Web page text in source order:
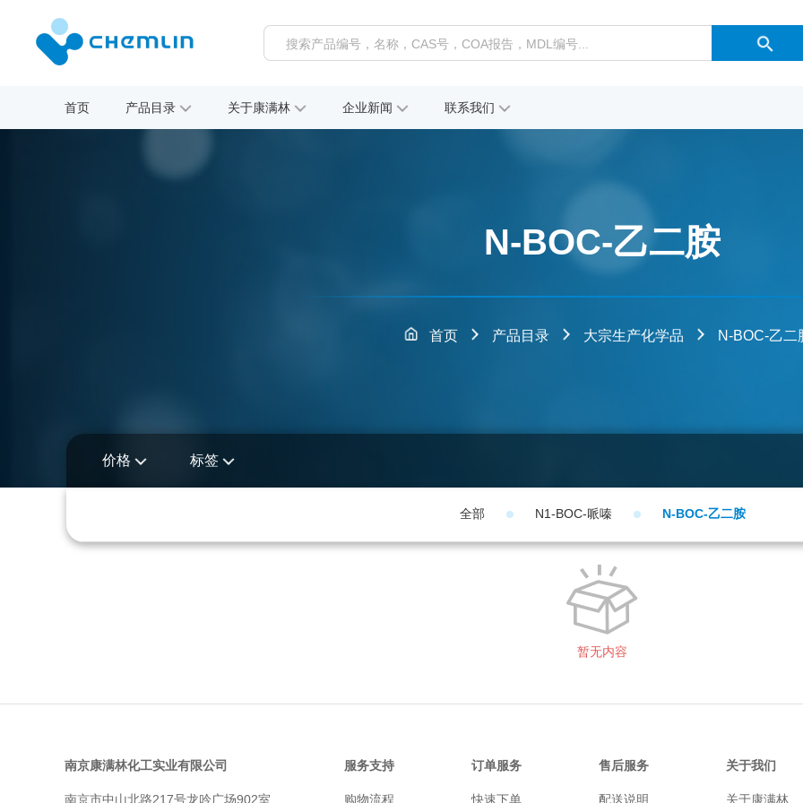
首页 产品目录 关于康满林 企业新闻 联系我们
N-BOC-乙二胺
首页 产品目录 大宗生产化学品 N-BOC-乙二
价格 标签
全部 N1-BOC-哌嗪 N-BOC-乙二胺
暂无内容
南京康满林化工实业有限公司
南京市中山北路217号龙吟广场902室
服务支持
购物流程
订单服务
快速下单
售后服务
配送说明
关于我们
关于康满林